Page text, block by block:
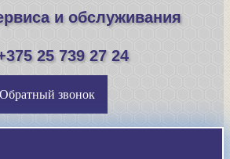
и обслуживания
25 739 27 24
Обратный звонок